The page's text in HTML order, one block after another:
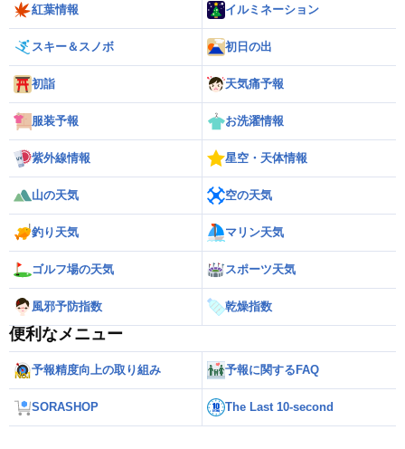
紅葉情報 イルミネーション
スキー＆スノボ 初日の出
初詣 天気痛予報
服装予報 お洗濯情報
紫外線情報 星空・天体情報
山の天気 空の天気
釣り天気 マリン天気
ゴルフ場の天気 スポーツ天気
風邪予防指数 乾燥指数
便利なメニュー
予報精度向上の取り組み 予報に関するFAQ
SORASHOP The Last 10-second